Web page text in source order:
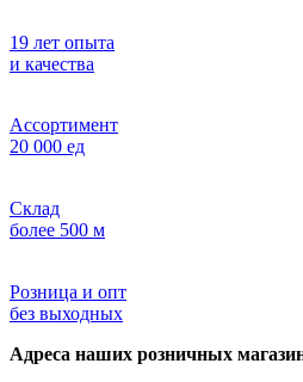
19 лет опыта
и качества
Ассортимент
20 000 ед
Склад
более 500 м
Розница и опт
без выходных
Адреса наших розничных